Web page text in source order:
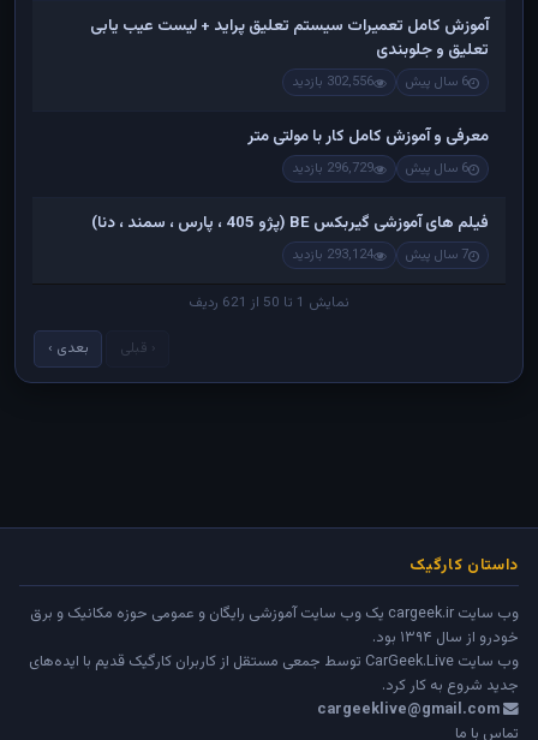
آموزش کامل تعمیرات سیستم تعلیق پراید + لیست عیب یابی
تعلیق و جلوبندی
6 سال پیش 302,556 بازدید
معرفی و آموزش کامل کار با مولتی متر
6 سال پیش 296,729 بازدید
فیلم های آموزشی گیربکس BE (پژو 405 ، پارس ، سمند ، دنا)
7 سال پیش 293,124 بازدید
نمایش 1 تا 50 از 621 ردیف
‹ قبلی بعدی ›
داستان کارگیک
وب سایت cargeek.ir یک وب سایت آموزشی رایگان و عمومی حوزه مکانیک و برق
خودرو از سال ۱۳۹۴ بود.
وب سایت CarGeek.Live توسط جمعی مستقل از کاربران کارگیک قدیم با ایده‌های
جدید شروع به کار کرد.
cargeeklive@gmail.com
تماس با ما